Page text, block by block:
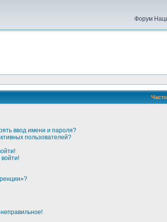
Форум
ввод имени и пароля?
пользователей?